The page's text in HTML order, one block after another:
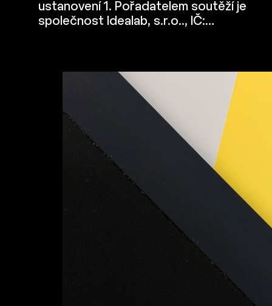
ustanovení 1. Pořadatelem soutěží je
společnost Idealab, s.r.o.., IČ:…